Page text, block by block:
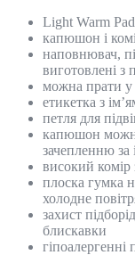
Light Warm
капюшон і
наповнювач,
виготовлені з
можна прати у
етикетка з
петля для
капюшон
зачепленню за
високий комір
плоска гумка
холодне
захист
блискавки
гіпоалергенні